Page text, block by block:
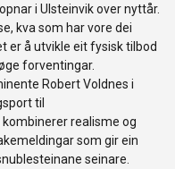
i Ulsteinvik over nyttår.
kva som har vore dei
er å utvikle eit fysisk tilbod
forventingar.
Robert Voldnes i
til
realisme og
som gir ein
seinare.